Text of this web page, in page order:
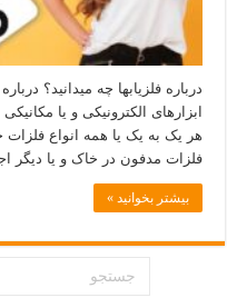
درباره فلزیابها چه میدانید؟
ابزارهای الکترونیکی و یا
هر یک به یک یا همه انواع
فلزات مدفون در خاک و یا دیگر
بیشتر بخوانید »